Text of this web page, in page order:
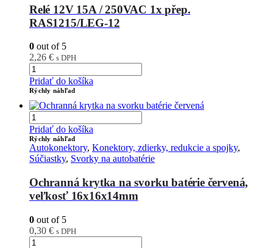
Relé 12V 15A / 250VAC 1x přep.
RAS1215/LEG-12
0 out of 5
2,26 € s DPH
Pridať do košíka
Rýchly náhľad
Pridať do košíka
Rýchly náhľad
Autokonektory, Konektory, zdierky, redukcie a spojky,
Súčiastky, Svorky na autobatérie
Ochranná krytka na svorku batérie červená,
veľkosť 16x16x14mm
0 out of 5
0,30 € s DPH